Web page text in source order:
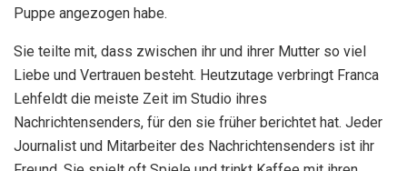
Puppe angezogen habe.
Sie teilte mit, dass zwischen ihr und ihrer Mutter so viel
Liebe und Vertrauen besteht. Heutzutage verbringt Franca
Lehfeldt die meiste Zeit im Studio ihres
Nachrichtensenders, für den sie früher berichtet hat. Jeder
Journalist und Mitarbeiter des Nachrichtensenders ist ihr